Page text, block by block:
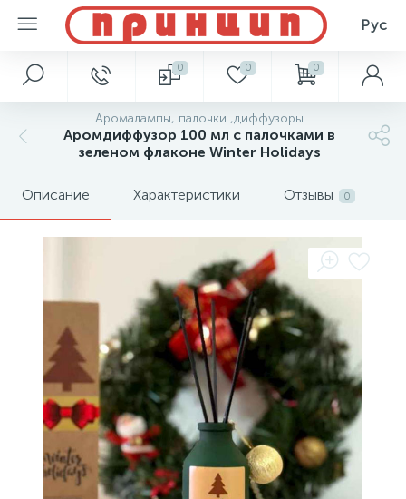
Рус
0 0 0
Аромалампы, палочки ,диффузоры
Аромдиффузор 100 мл с палочками в
зеленом флаконе Winter Holidays
Описание Характеристики Отзывы 0